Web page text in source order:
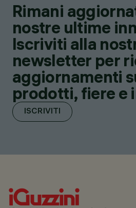
Rimani
nostre ultime
Iscriviti alla
newsletter per
aggiornamenti
prodotti, fiere e
ISCRIVITI